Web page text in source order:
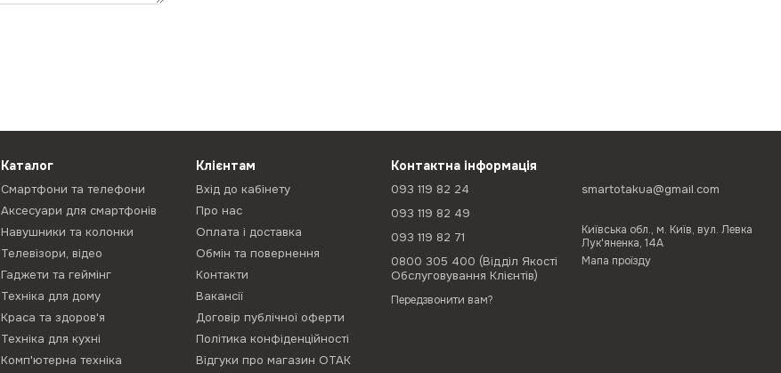
Каталог
Смартфони та телефони
Аксесуари для смартфонів
Навушники та колонки
Телевізори, відео
Гаджети та геймінг
Техніка для дому
Краса та здоров'я
Техніка для кухні
Комп'ютерна техніка
Клієнтам
Вхід до кабінету
Про нас
Оплата і доставка
Обмін та повернення
Контакти
Вакансії
Договір публічної оферти
Політика конфіденційності
Відгуки про магазин ОТАК
Контактна інформація
093 119 82 24
093 119 82 49
093 119 82 71
0800 305 400 (Відділ Якості
Обслуговування Клієнтів)
Передзвонити вам?
smartotakua@gmail.com
Київська обл., м. Київ, вул. Левка
Лук'яненка, 14А
Мапа проїзду